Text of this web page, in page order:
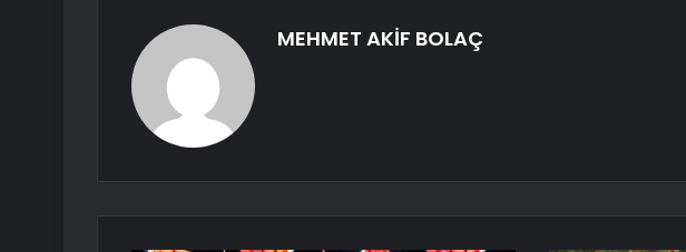
MEHMET AKİF BOLAÇ